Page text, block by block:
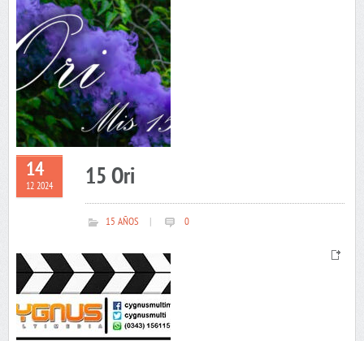
14
12 2024 15 Ori
15 AÑOS 0